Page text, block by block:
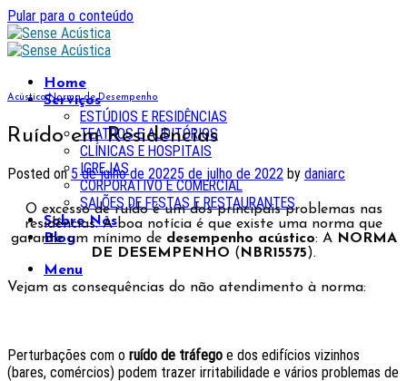
Pular para o conteúdo
Home
Serviços
ESTÚDIOS E RESIDÊNCIAS
TEATROS E AUDITÓRIOS
CLÍNICAS E HOSPITAIS
IGREJAS
CORPORATIVO E COMERCIAL
SALÕES DE FESTAS E RESTAURANTES
Sobre Nós
Blog
Menu
Acústica,Norma de Desempenho
Ruído em Residências
Posted on5 de julho de 20225 de julho de 2022 by daniarc
O excesso de ruído é um dos principais problemas nas
residências.A boa notícia é que existe uma norma que
garante um mínimo de desempenho acústico: ANORMA
DE DESEMPENHO ( NBR15575).
Vejam as consequências do não atendimento à norma:
Perturbações com o ruído de tráfego e dos edifícios vizinhos
(bares, comércios) podem trazer irritabilidade e vários problemas de